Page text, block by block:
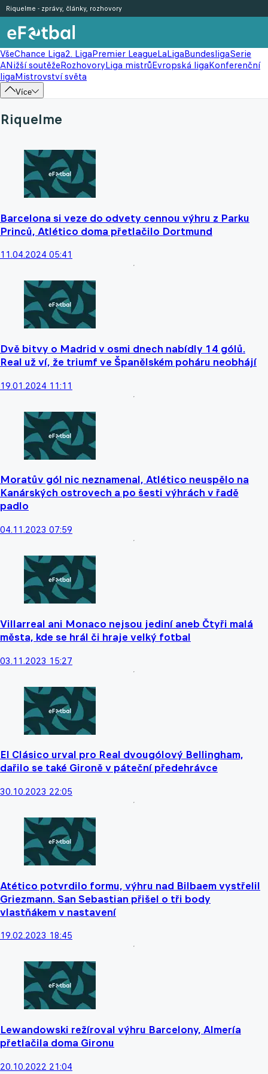
VšeChance Liga2. LigaPremier LeagueLaLigaBundesligaSerie
ANižší soutěžeRozhovoryLiga mistrůEvropská ligaKonferenční
ligaMistrovství světa
Více
Riquelme - zprávy, články, rozhovory
Riquelme
Barcelona si veze do odvety cennou výhru z Parku
Princů, Atlético doma přetlačilo Dortmund
11.04.2024 05:41
Dvě bitvy o Madrid v osmi dnech nabídly 14 gólů.
Real už ví, že triumf ve Španělském poháru neobhájí
19.01.2024 11:11
Moratův gól nic neznamenal, Atlético neuspělo na
Kanárských ostrovech a po šesti výhrách v řadě
padlo
04.11.2023 07:59
Villarreal ani Monaco nejsou jediní aneb Čtyři malá
města, kde se hrál či hraje velký fotbal
03.11.2023 15:27
El Clásico urval pro Real dvougólový Bellingham,
dařilo se také Gironě v páteční předehrávce
30.10.2023 22:05
Atético potvrdilo formu, výhru nad Bilbaem vystřelil
Griezmann. San Sebastian přišel o tři body
vlastňákem v nastavení
19.02.2023 18:45
Lewandowski režíroval výhru Barcelony, Almería
přetlačila doma Gironu
20.10.2022 21:04